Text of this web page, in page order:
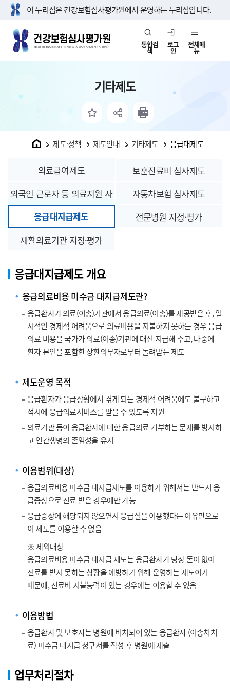
이 누리집은 건강보험심사평가원에서 운영하는 누리집입니다.
통합검
색
로그
인
전체메
뉴
기타제도
홈 제도·정책 제도안내 기타제도 응급대제도
의료급여제도
보훈진료비 심사제도
외국인 근로자 등 의료지원 사
업
자동차보험 심사제도
응급대지급제도
전문병원 지정·평가
재활의료기관 지정·평가
응급대지급제도 개요
응급의료비용 미수금 대지급제도란?
응급환자가 의료(이송)기관에서 응급의료(이송)를 제공받은 후, 일
시적인 경제적 어려움으로 의료비용을 지불하지 못하는 경우 응급
의료 비용을 국가가 의료(이송)기관에 대신 지급해 주고, 나중에
환자 본인을 포함한 상환의무자로부터 돌려받는 제도
제도운영 목적
응급환자가 응급상황에서 겪게 되는 경제적 어려움에도 불구하고
적시에 응급의료서비스를 받을 수 있도록 지원
의료기관 등이 응급환자에 대한 응급의료 거부하는 문제를 방지하
고 인간생명의 존엄성을 유지
이용범위(대상)
응급의료비용 미수금 대지급제도를 이용하기 위해서는 반드시 응
급증상으로 진료 받은 경우에만 가능
응급증상에 해당되지 않으면서 응급실을 이용했다는 이유만으로
이 제도를 이용할 수 없음
※ 제외대상
응급의료비용 미수금 대지급 제도는 응급환자가 당장 돈이 없어
진료를 받지 못하는 상황을 예방하기 위해 운영하는 제도이기
때문에, 진료비 지불능력이 있는 경우에는 이용할 수 없음
이용방법
응급환자 및 보호자는 병원에 비치되어 있는 응급환자 (이송처치
료) 미수금 대지급 청구서를 작성 후 병원에 제출
업무처리절차